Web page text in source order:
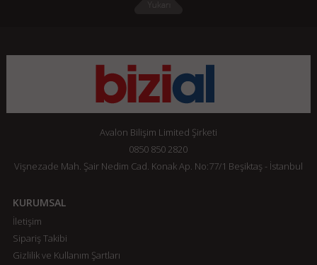
Avalon Bilişim Limited Şirketi
0850 850 2820
Vişnezade Mah. Şair Nedim Cad. Konak Ap. No:77/1 Beşiktaş - İstanbul
KURUMSAL
İletişim
Sipariş Takibi
Gizlilik ve Kullanım Şartları